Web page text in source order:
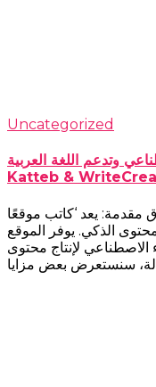
Uncategorized
وتدعم اللغة العربية |
Katteb &
مقدمة: يعد ‘كاتب موقعًا
الذكي. يوفر الموقع
الاصطناعي لإنتاج محتوى
سنستعرض بعض مزايا